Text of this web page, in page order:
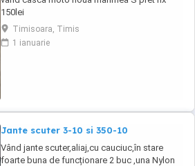
150lei
Timisoara, Timis
1 ianuarie
Jante scuter 3-10 si 350-10
Vând jante scuter,aliaj,cu cauciuc,în stare
foarte buna de funcționare 2 buc ,una Nylon